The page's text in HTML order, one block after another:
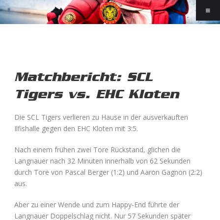
Matchbericht: SCL
Tigers vs. EHC Kloten
Die SCL Tigers verlieren zu Hause in der ausverkauften
Ilfishalle gegen den EHC Kloten mit 3:5.
Nach einem frühen zwei Tore Rückstand, glichen die
Langnauer nach 32 Minuten innerhalb von 62 Sekunden
durch Tore von Pascal Berger (1:2) und Aaron Gagnon (2:2)
aus.
Aber zu einer Wende und zum Happy-End führte der
Langnauer Doppelschlag nicht. Nur 57 Sekunden später